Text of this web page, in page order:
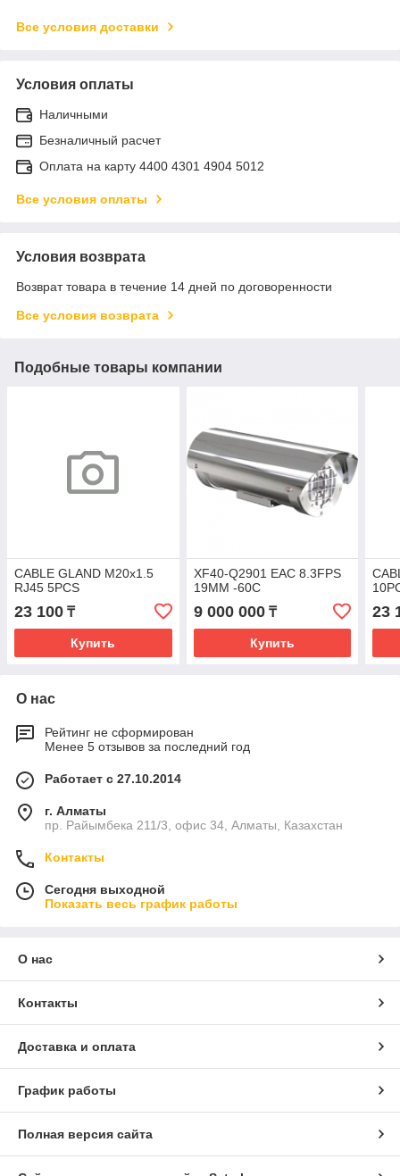
Все условия доставки
Условия оплаты
Наличными
Безналичный расчет
Оплата на карту 4400 4301 4904 5012
Все условия оплаты
Условия возврата
Возврат товара в течение 14 дней по договоренности
Все условия возврата
Подобные товары компании
CABLE GLAND M20x1.5
RJ45 5PCS
23 100 ₸
Купить
XF40-Q2901 EAC 8.3FPS
19MM -60C
9 000 000₸
Купить
23
О нас
Рейтинг не сформирован
Менее 5 отзывов за последний год
Работает с 27.10.2014
г. Алматы
пр. Райымбека 211/3, офис 34, Алматы, Казахстан
Контакты
Сегодня выходной
Показать весь график работы
О нас
Контакты
Доставка и оплата
График работы
Полная версия сайта